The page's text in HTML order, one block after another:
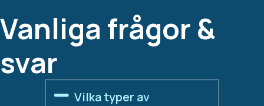
Vanliga frågor &
svar
Vilka typer av